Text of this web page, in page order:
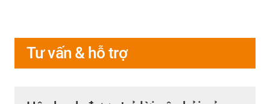
Tư vấn & hỗ trợ